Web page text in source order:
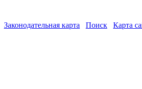
Законодательная карта Поиск Карта